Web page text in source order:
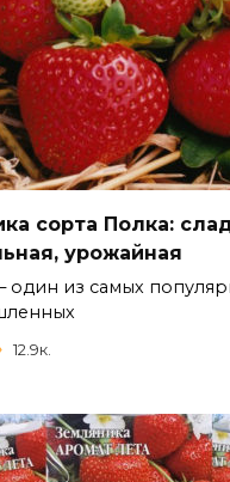
сорта Полка:
урожайная
один из самых
12.9к.